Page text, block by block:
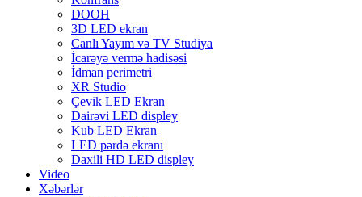
DOOH
3D LED ekran
Canlı Yayım və TV Studiya
İcarəyə vermə hadisəsi
İdman perimetri
XR Studio
Çevik LED Ekran
Dairəvi LED displey
Kub LED Ekran
LED pərdə ekranı
Daxili HD LED displey
Video
Xəbərlər